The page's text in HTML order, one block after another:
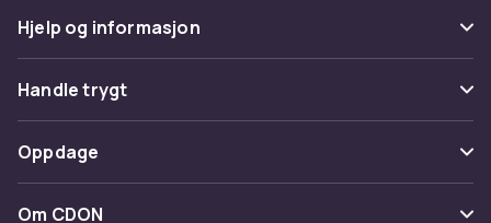
Ladere og kabler til Samsung
Galaxy S7
Hold batteriet ladet med riktig lader til din
Samsung Galaxy S7. Hos CDON finner du
hurtigladere, USB-C-kabler og trådløse ladere
Hjelp og informasjon
Vanlige spørsmål
Spor pakke
Angre & returner her
Kontakt oss
Handle trygt
Betaling
Levering
Oppdage
Kategorier
Om CDON